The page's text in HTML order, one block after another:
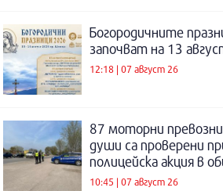
Богородичните
започват на 13
12:18 | 07 август 26
87 моторни
души са проверени
полицейска акция в
10:45 | 07 август 26